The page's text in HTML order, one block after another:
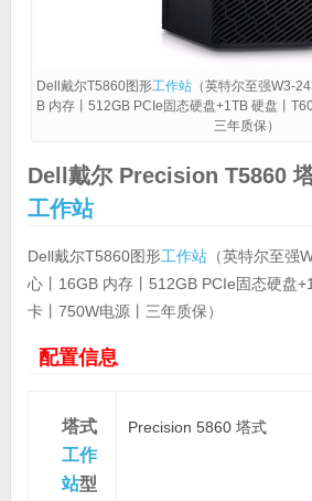
Dell戴尔T5860图形工作站 （英特尔至强W3-
B 内存丨512GB PCIe固态硬盘+1TB 硬盘丨
三年质保）
Dell戴尔 Precision T5860
工作站
Dell戴尔T5860图形工作站（英特尔至强
心丨16GB 内存丨512GB PCIe固态硬盘
卡丨750W电源丨三年质保）
配置信息
塔式
工作
站型
Precision 5860 塔式